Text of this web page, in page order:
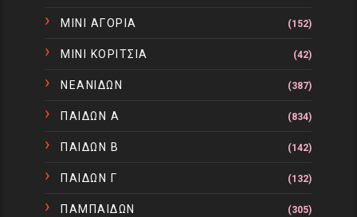
ΜΙΝΙ ΑΓΟΡΙΑ (152)
ΜΙΝΙ ΚΟΡΙΤΣΙΑ (42)
ΝΕΑΝΙΔΩΝ (387)
ΠΑΙΔΩΝ Α (834)
ΠΑΙΔΩΝ Β (142)
ΠΑΙΔΩΝ Γ (132)
ΠΑΜΠΑΙΔΩΝ (305)